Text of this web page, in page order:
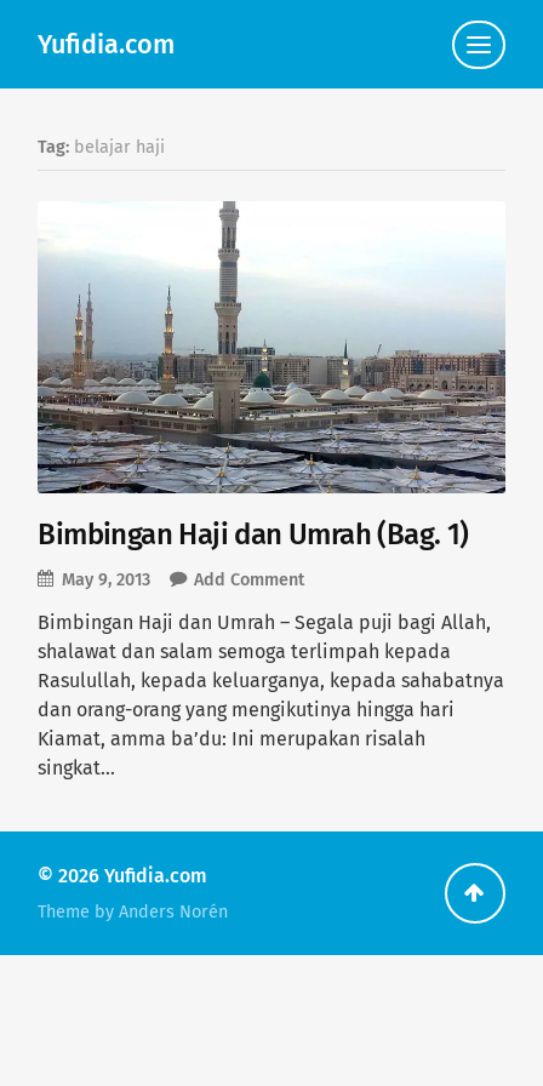
Yufidia.com
Click
to
view
Tag: belajar haji
Bimbingan Haji dan Umrah (Bag. 1)
May 9, 2013 Add Comment
Bimbingan Haji dan Umrah – Segala puji bagi Allah,
shalawat dan salam semoga terlimpah kepada
Rasulullah, kepada keluarganya, kepada sahabatnya
dan orang-orang yang mengikutinya hingga hari
Kiamat, amma ba’du: Ini merupakan risalah
singkat…
© 2026Yufidia.com
Theme byAnders Norén
Go
back